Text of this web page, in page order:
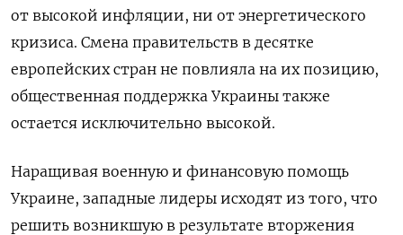
от высокой инфляции, ни от энергетического
кризиса. Смена правительств в десятке
европейских стран не повлияла на их позицию,
общественная поддержка Украины также
остается исключительно высокой.
Наращивая военную и финансовую помощь
Украине, западные лидеры исходят из того, что
решить возникшую в результате вторжения